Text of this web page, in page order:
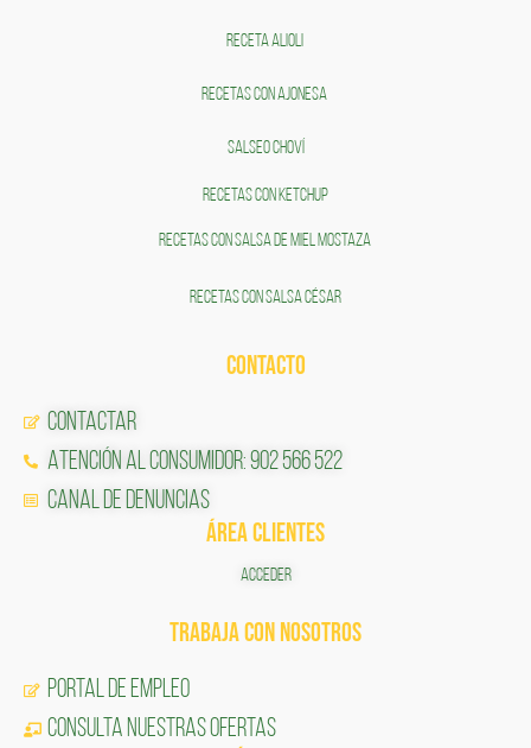
RECETA ALIOLI
RECETAS CON AJONESA
SALSEO CHOVÍ
RECETAS CON KETCHUP
RECETAS CON SALSA DE MIEL MOSTAZA
RECETAS CON SALSA CÉSAR
CONTACTO
Contactar
Atención al Consumidor: 902 566 522
Canal de Denuncias
ÁREA CLIENTES
ACCEDER
TRABAJA CON NOSOTROS
Portal de Empleo
CONSULTA NUESTRAS OFERTAS